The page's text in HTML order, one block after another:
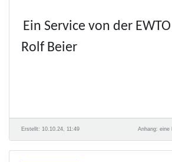
Ein Service von der
Rolf Beier
Erstellt: 10.10.24, 11:49 Anhang: eine